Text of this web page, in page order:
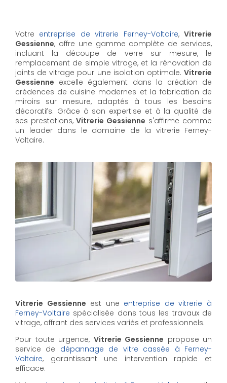
Votre entreprise de vitrerie Ferney-Voltaire,Vitrerie
Gessienne, offre une gamme complète de services,
incluant la découpe de verre sur mesure, le
remplacement de simple vitrage, et la rénovation de
joints de vitrage pour une isolation optimale. Vitrerie
Gessienne excelle également dans la création de
crédences de cuisine modernes et la fabrication de
miroirs sur mesure, adaptés à tous les besoins
décoratifs. Grâce à son expertise et à la qualité de
ses prestations, Vitrerie Gessienne s'affirme comme
un leader dans le domaine de la vitrerie Ferney-
Voltaire.
Vitrerie Gessienne est une entreprise de vitrerie à
Ferney-Voltaire spécialisée dans tous les travaux de
vitrage, offrant des services variés et professionnels.
Pour toute urgence, Vitrerie Gessienne propose un
service de dépannage de vitre cassée à Ferney-
Voltaire, garantissant une intervention rapide et
efficace.